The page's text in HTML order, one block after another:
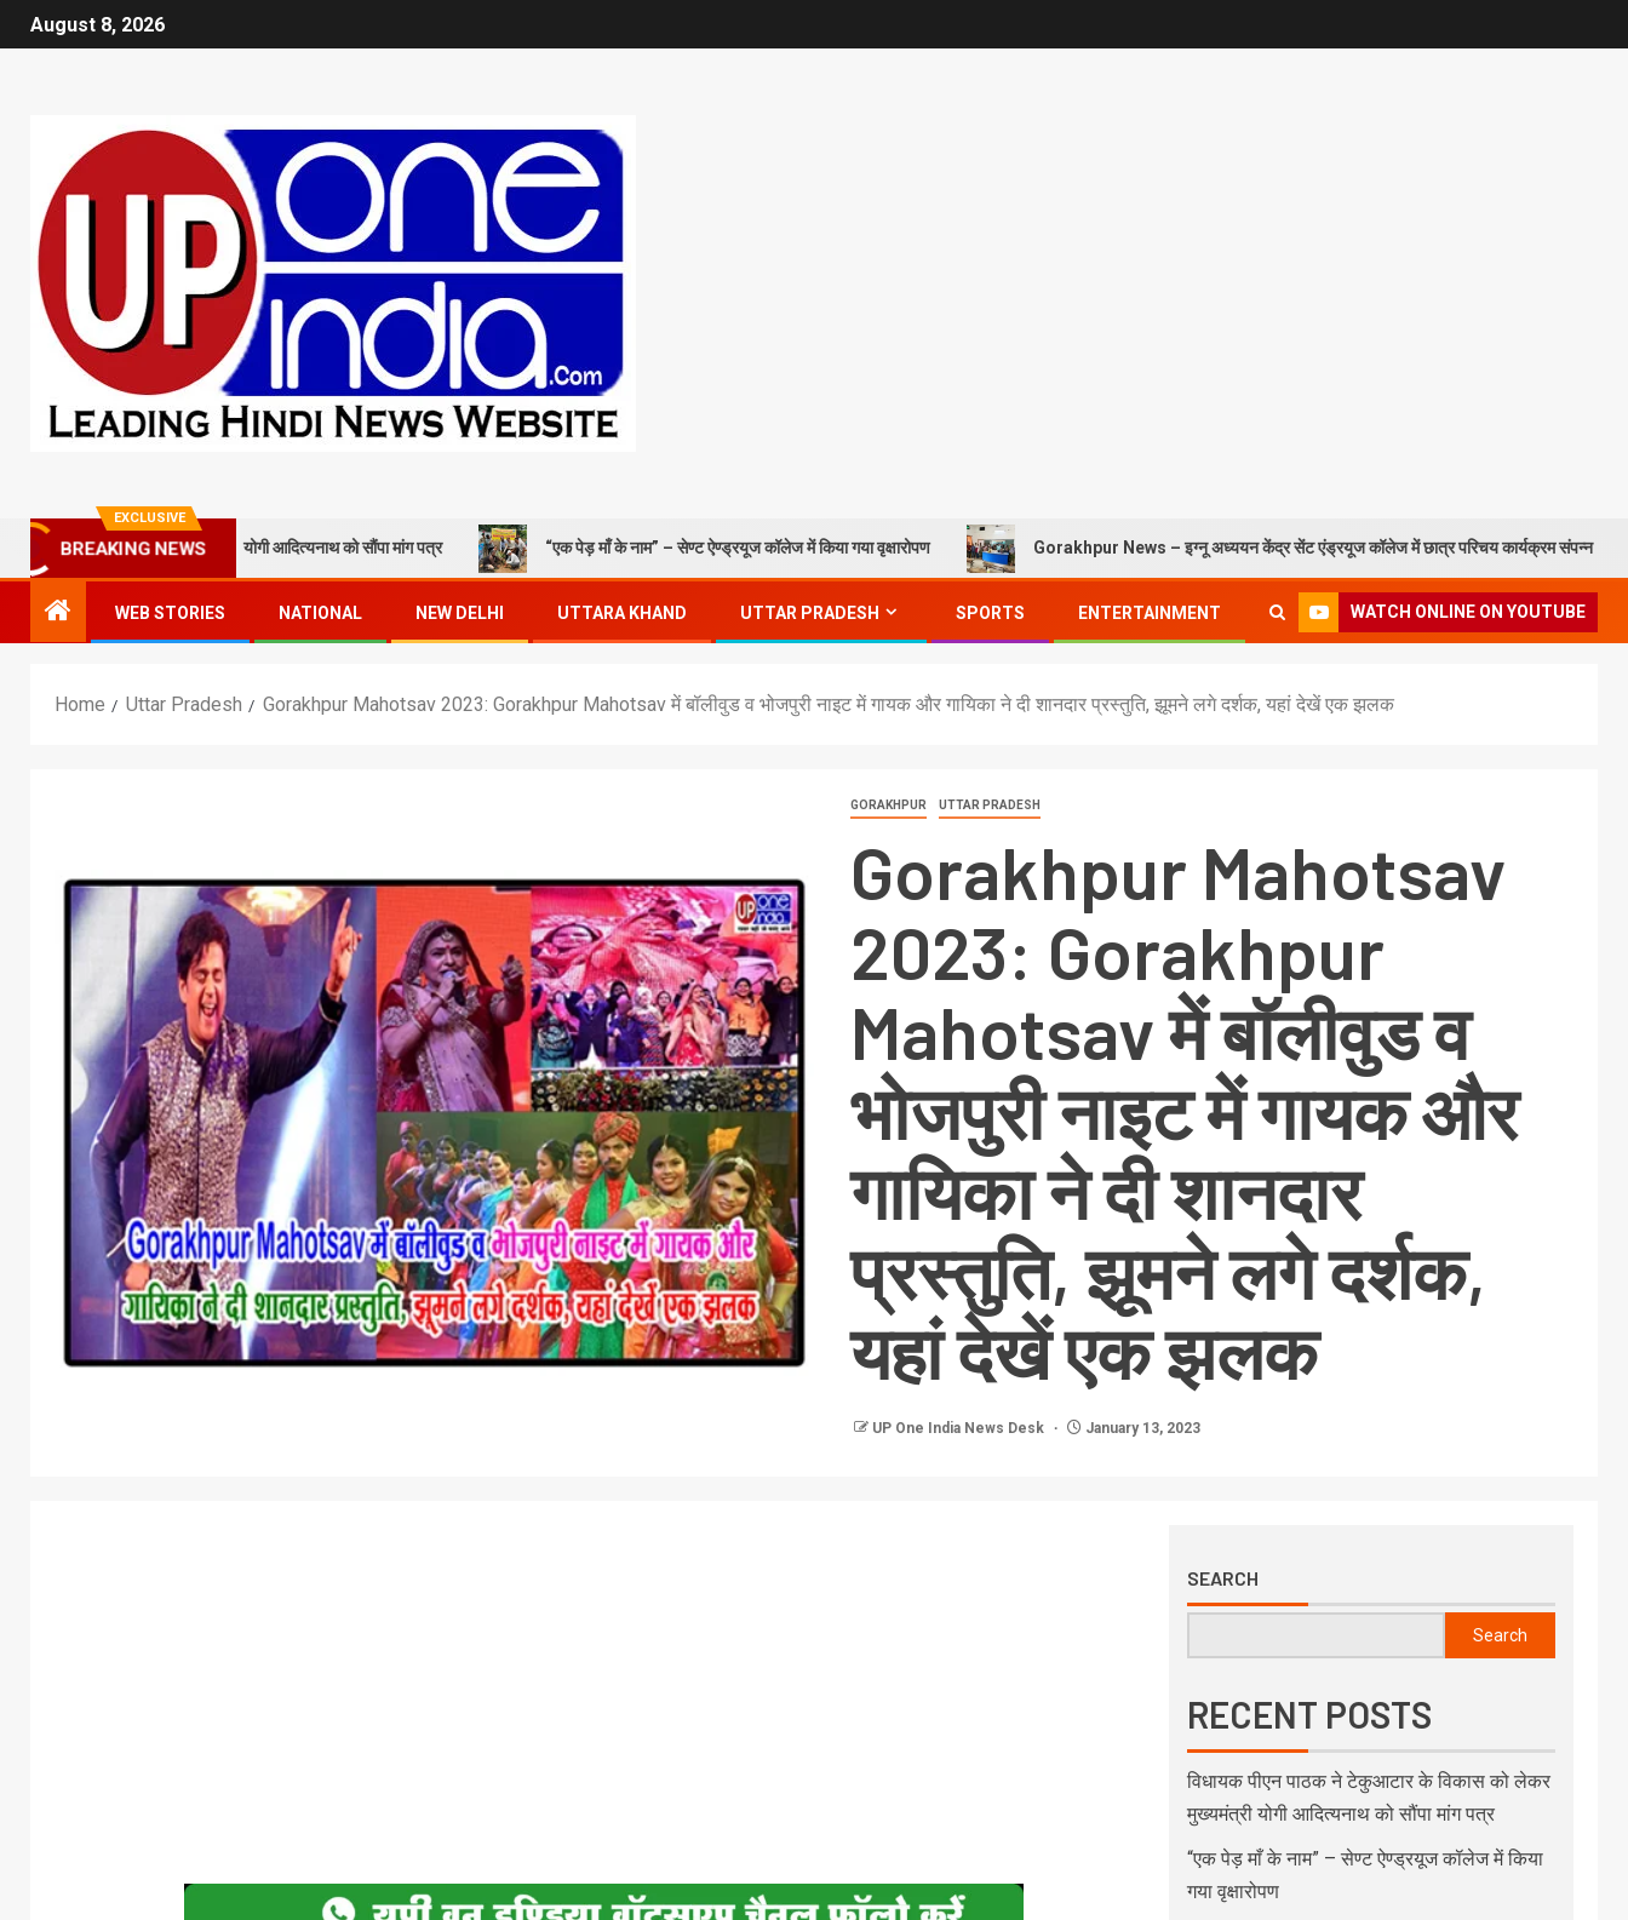
August 8, 2026
EXCLUSIVE
BREAKING NEWS
को लेकर मुख्यमंत्री योगी आदित्यनाथ को सौंपा मांग पत्र “एक पेड़ माँ के नाम” – सेण्ट ऐण्ड्रयूज कॉलेज में किया गया वृक्षारोपण Gorakhpur News – इग्नू अध्ययन केंद्र सेंट एंड्रयूज कॉलेज में छात्र परिचय कार्यक्रम संपन्न
WEB STORIES NATIONAL NEW DELHI UTTARA KHAND UTTAR PRADESH SPORTS ENTERTAINMENT WATCH ONLINE ON YOUTUBE
Home Uttar Pradesh Gorakhpur Mahotsav 2023: Gorakhpur Mahotsav में बॉलीवुड व भोजपुरी नाइट में गायक और गायिका ने दी शानदार प्रस्तुति, झूमने लगे दर्शक, यहां देखें एक झलक
GORAKHPUR UTTAR PRADESH
Gorakhpur Mahotsav
2023: Gorakhpur
Mahotsav में बॉलीवुड व
भोजपुरी नाइट में गायक और
गायिका ने दी शानदार
प्रस्तुति, झूमने लगे दर्शक,
यहां देखें एक झलक
UP One India News Desk January 13, 2023
SEARCH
Search
RECENT POSTS
विधायक पीएन पाठक ने टेकुआटार के विकास को लेकर
मुख्यमंत्री योगी आदित्यनाथ को सौंपा मांग पत्र
“एक पेड़ माँ के नाम” – सेण्ट ऐण्ड्रयूज कॉलेज में किया
गया वृक्षारोपण